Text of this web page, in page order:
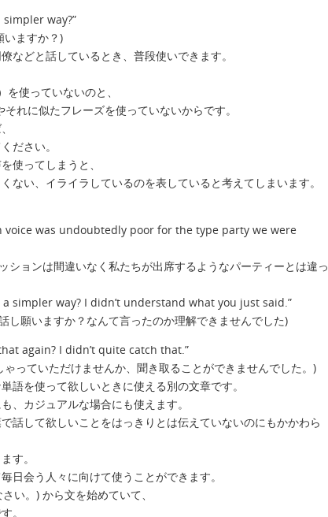
way?”
いますか？)
などと話しているとき、普段使いできます。
使っていないのと、
れに似たフレーズを使っていないからです。
ださい。
使ってしまうと、
ない、イライラしているのを表していると考えてしまいます。
voice was undoubtedly poor for the type party we were
ションは間違いなく私たちが出席するようなパーティーとは違っ
simpler way? I didn’t understand what you just said.”
し願いますか？なんて言ったのか理解できませんでした)
again? I didn’t quite catch that.”
っていただけませんか、聞き取ることができませんでした。)
語を使って欲しいときに使える別の文章です。
、カジュアルな場合にも使えます。
話して欲しいことをはっきりとは伝えていないのにもかかわら
す。
日会う人々に向けて使うことができます。
い。) から文を始めていて、
。